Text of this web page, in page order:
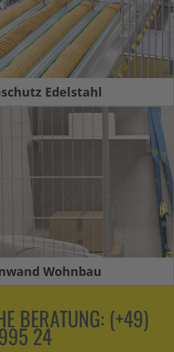
Edelstahl
Wohnbau
BERATUNG: (+49)
24